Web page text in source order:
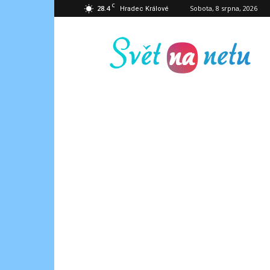
28.4 C Hradec Králové Sobota, 8 srpna, 2026
Svět
na
netu